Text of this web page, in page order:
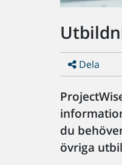
Dela
du
övriga